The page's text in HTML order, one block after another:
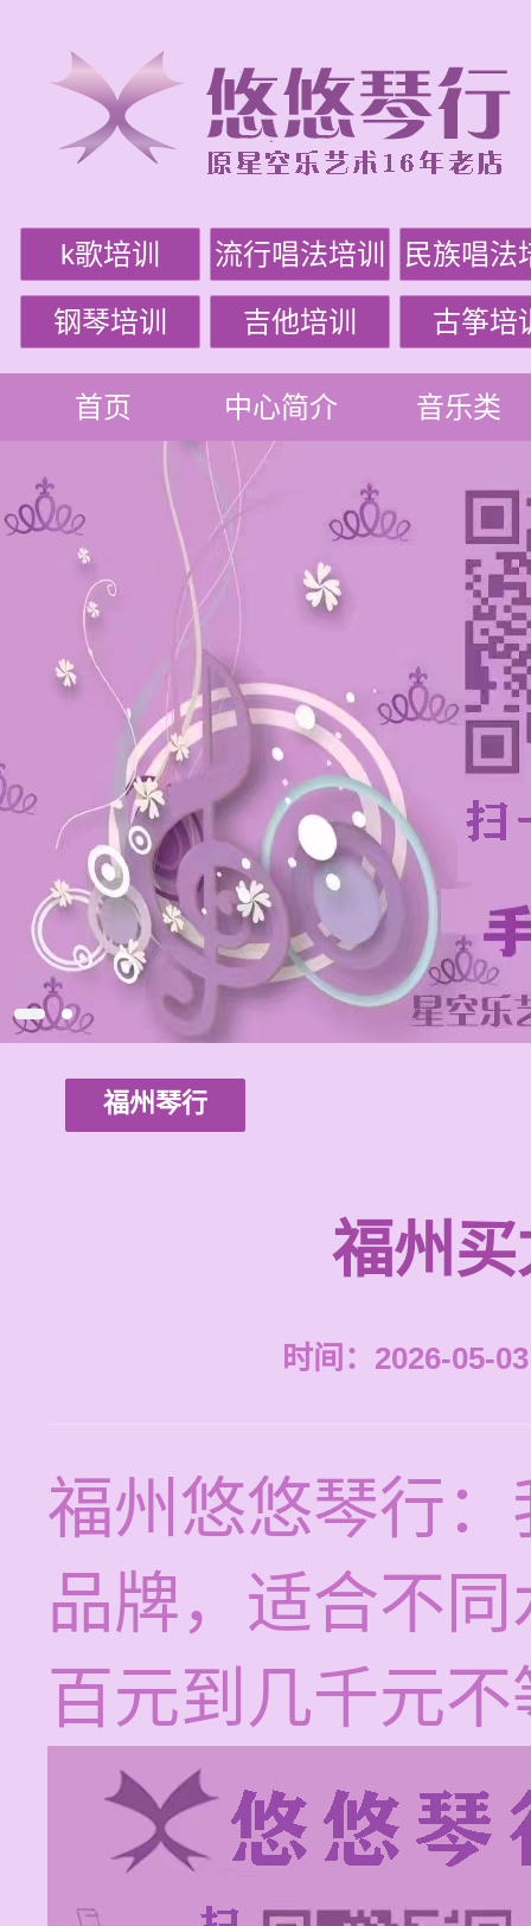
k歌培训 流行唱法培训 民族唱法
钢琴培训 吉他培训 古筝培
首页 中心简介 音乐类
福州琴行
福州
时间：2026-05-
福州悠悠琴行
品牌，适合不
百元到几千元不